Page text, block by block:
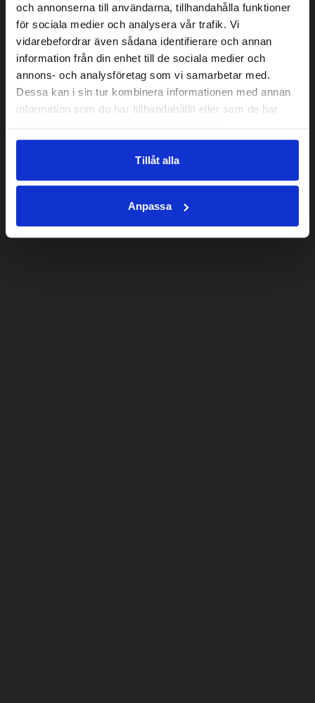
och annonserna till användarna, tillhandahålla funktioner
för sociala medier och analysera vår trafik. Vi
vidarebefordrar även sådana identifierare och annan
information från din enhet till de sociala medier och
annons- och analysföretag som vi samarbetar med.
Dessa kan i sin tur kombinera informationen med annan
information som du har tillhandahållit eller som de har
Tillåt alla
Anpassa